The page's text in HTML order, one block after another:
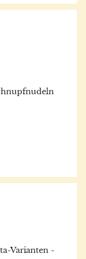
Varianten -